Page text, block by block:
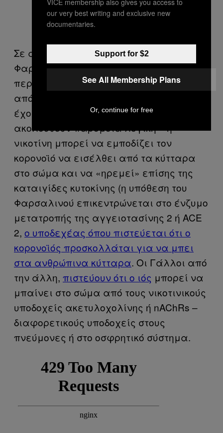
Σε αντίθεση με τη μελέτη του Κ.
Φαρσαλινού, η γαλλική μελέτη δεν έχει
περάσει τη διαδικασία αξιολόγησης
από ομότιμους. Οι ερευνητές επίσης
έχουν διαφορετική υπόθεση, αν και
ακολουθούν παρόμοια λογική – η
νικοτίνη μπορεί να εμποδίζει τον
κορονοϊό να εισέλθει από τα κύτταρα
στο σώμα και να «ηρεμεί» επίσης της
καταιγίδες κυτοκίνης (η υπόθεση του
Φαρσαλινού επικεντρώνεται στο ένζυμο
μετατροπής της αγγειοτασίνης 2 ή ACE
2, ο υποδεχέας όπου πιστεύεται ότι ο
κορονοϊός προσκολλάται για να μπει
στα ανθρώπινα κύτταρα. Οι Γάλλοι από
την άλλη, πιστεύουν ότι ο ιός μπορεί να
μπαίνει στο σώμα από τους νικοτινικούς
υποδοχείς ακετυλοχολίνης ή nAChRs –
διαφορετικούς υποδοχείς στους
πνεύμονες ή στο οσφρητικό σύστημα.
our very best writing and exclusive new
documentaries.
Support for $2
See All Membership Plans
Or, continue for free